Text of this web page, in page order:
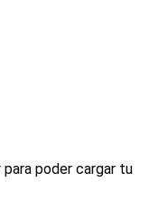
poder cargar tu